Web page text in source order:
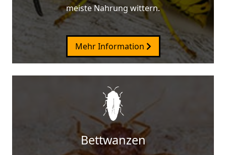
meiste Nahrung wittern.
Mehr Information
Bettwanzen